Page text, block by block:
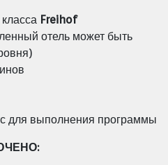
Freihof
отель может быть
для выполнения программы